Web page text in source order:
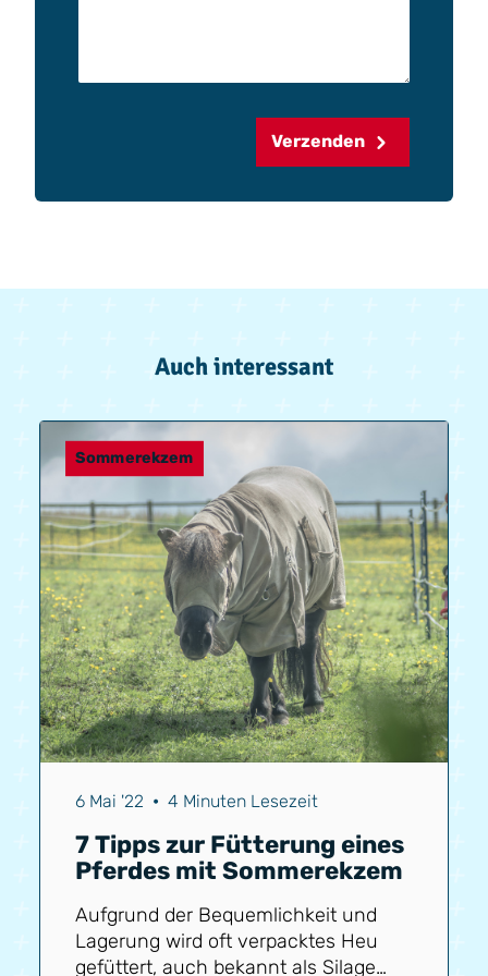
Verzenden
Auch interessant
Sommerekzem
6 Mai '22 • 4 Minuten Lesezeit
7 Tipps zur Fütterung eines
Pferdes mit Sommerekzem
Aufgrund der Bequemlichkeit und
Lagerung wird oft verpacktes Heu
gefüttert, auch bekannt als Silage